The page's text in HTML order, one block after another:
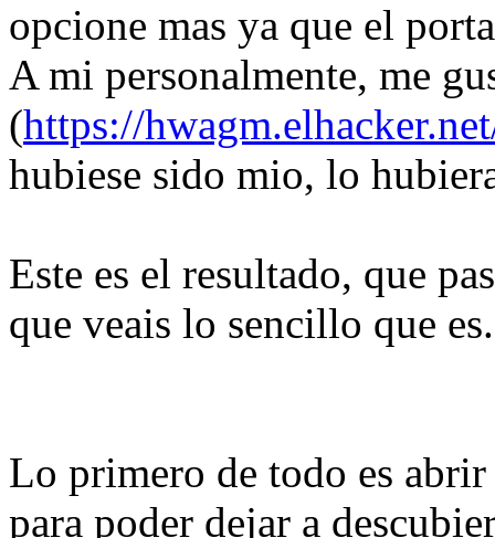
opcione mas ya que el
A mi personalmente, me
(https://
hubiese sido mio, lo
Este es el resultado, que
que veais lo sencillo que es.
Lo primero de todo es
para poder dejar a